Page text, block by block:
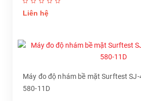
Liên hệ
Máy đo độ nhám bề mặt Surftest
580-11D